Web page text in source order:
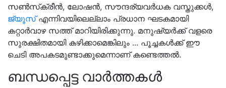
സണ്‍സ്‌ക്രീന്‍, ലോഷന്‍, സൗന്ദര്യവര്‍ധക വസ്തുക്കള്‍,
ജ്യൂസ്എന്നിവയിലെല്ലാം പ്രധാന ഘടകമായി
കറ്റാര്‍വാഴ സത്ത് മാറിയിരിക്കുന്നു. മനുഷ്യര്‍ക്ക് വളരെ
സുരക്ഷിതമായി കഴിക്കാമെങ്കിലും ... പൂച്ചകള്‍ക്ക് ഈ
ചെടി അപകടമുണ്ടാക്കുമെന്നാണ് കണ്ടെത്തല്‍.
ബന്ധപ്പെട്ട വാർത്തകൾ